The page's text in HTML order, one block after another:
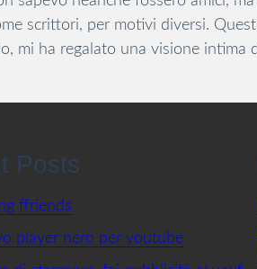
scrittori, per motivi diversi.
mi ha regalato una visione intima
Posts
ffriends
player nero per youtube